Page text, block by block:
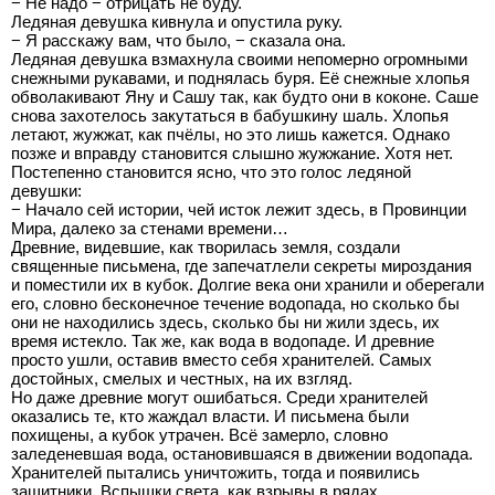
Ледяная девушка кивнула и опустила руку.
− Я расскажу вам, что было, − сказала она.
Ледяная девушка взмахнула своими непомерно огромными
снежными рукавами, и поднялась буря. Её снежные хлопья
обволакивают Яну и Сашу так, как будто они в коконе. Саше
снова захотелось закутаться в бабушкину шаль. Хлопья
летают, жужжат, как пчёлы, но это лишь кажется. Однако
позже и вправду становится слышно жужжание. Хотя нет.
Постепенно становится ясно, что это голос ледяной
девушки:
− Начало сей истории, чей исток лежит здесь, в Провинции
Мира, далеко за стенами времени…
Древние, видевшие, как творилась земля, создали
священные письмена, где запечатлели секреты мироздания
и поместили их в кубок. Долгие века они хранили и оберегали
его, словно бесконечное течение водопада, но сколько бы
они не находились здесь, сколько бы ни жили здесь, их
время истекло. Так же, как вода в водопаде. И древние
просто ушли, оставив вместо себя хранителей. Самых
достойных, смелых и честных, на их взгляд.
Но даже древние могут ошибаться. Среди хранителей
оказались те, кто жаждал власти. И письмена были
похищены, а кубок утрачен. Всё замерло, словно
заледеневшая вода, остановившаяся в движении водопада.
Хранителей пытались уничтожить, тогда и появились
защитники. Вспышки света, как взрывы в рядах